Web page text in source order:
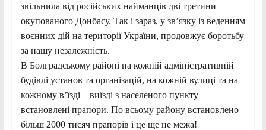
звільнила від російських найманців дві третини
окупованого Донбасу. Так і зараз, у зв’язку із веденням
воєнних дій на території України, продовжує боротьбу
за нашу незалежність.
В Болградському районі на кожній адміністративній
будівлі установ та організацій, на кожній вулиці та на
кожному в’їзді – виїзді з населеного пункту
встановлені прапори. По всьому району встановлено
більш 2000 тисяч прапорів і це ще не межа!